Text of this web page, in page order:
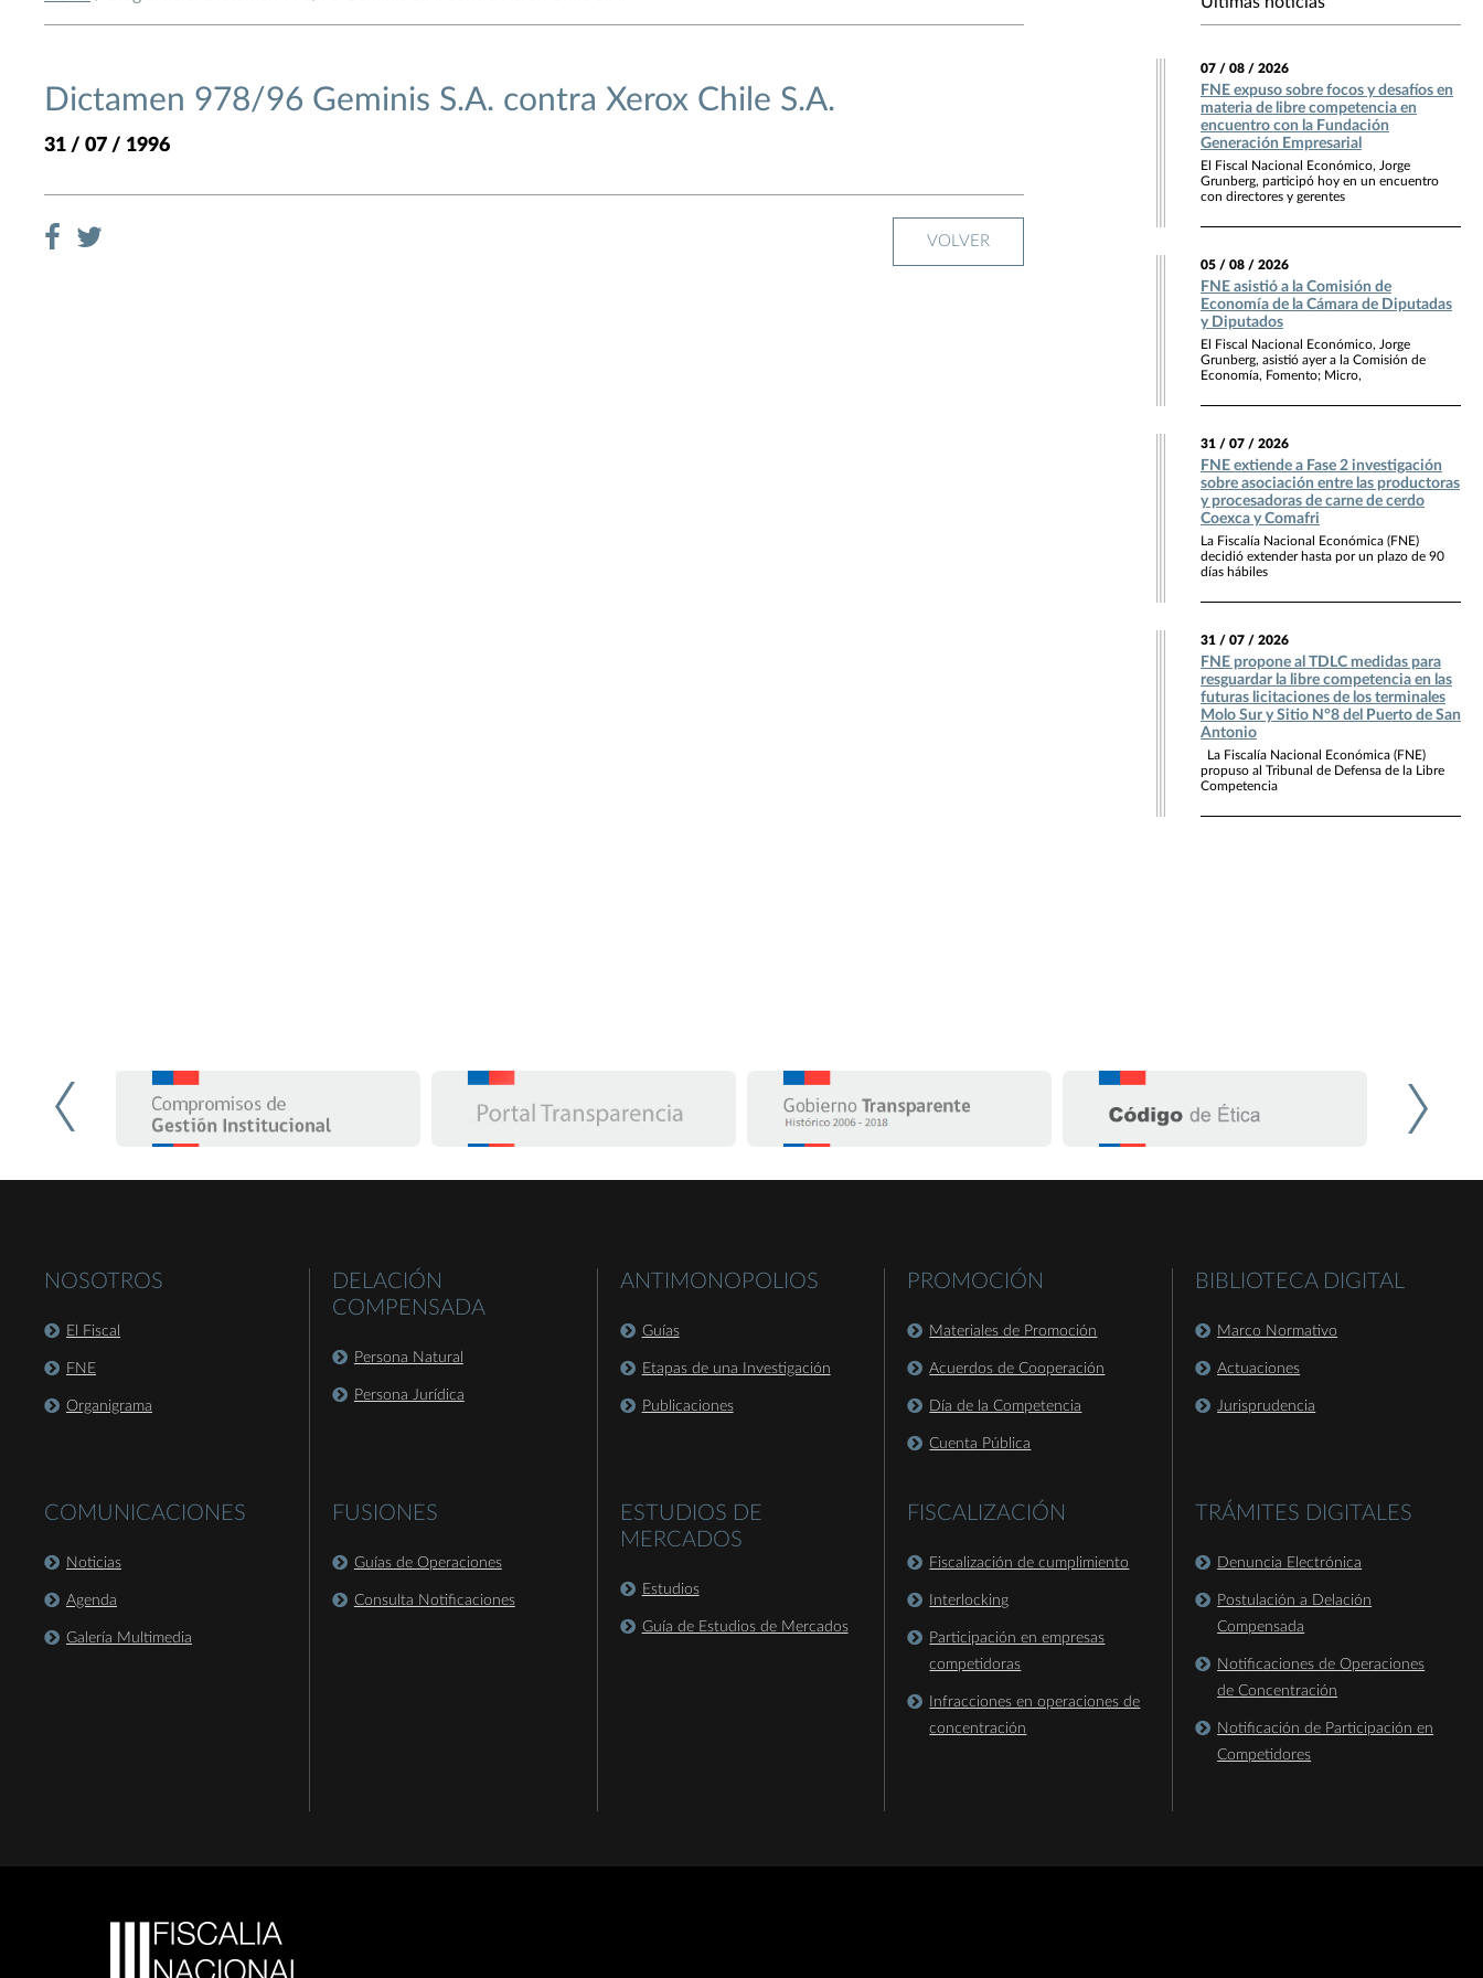
Dictamen 978/96 Geminis S.A. contra Xerox Chile S.A.
31 / 07 / 1996
VOLVER
07 / 08 / 2026
FNE expuso sobre focos y desafíos en
materia de libre competencia en
encuentro con la Fundación
Generación Empresarial
El Fiscal Nacional Económico, Jorge
Grunberg, participó hoy en un encuentro
con directores y gerentes
05 / 08 / 2026
FNE asistió a la Comisión de
Economía de la Cámara de Diputadas
y Diputados
El Fiscal Nacional Económico, Jorge
Grunberg, asistió ayer a la Comisión de
Economía, Fomento; Micro,
31 / 07 / 2026
FNE extiende a Fase 2 investigación
sobre asociación entre las productoras
y procesadoras de carne de cerdo
Coexca y Comafri
La Fiscalía Nacional Económica (FNE)
decidió extender hasta por un plazo de 90
días hábiles
31 / 07 / 2026
FNE propone al TDLC medidas para
resguardar la libre competencia en las
futuras licitaciones de los terminales
Molo Sur y Sitio N°8 del Puerto de San
Antonio
La Fiscalía Nacional Económica (FNE)
propuso al Tribunal de Defensa de la Libre
Competencia
NOSOTROS
El Fiscal
FNE
Organigrama
COMUNICACIONES
Noticias
Agenda
Galería Multimedia
DELACIÓN
COMPENSADA
Persona Natural
Persona Jurídica
FUSIONES
Guías de Operaciones
Consulta Notificaciones
ANTIMONOPOLIOS
Guías
Etapas de una Investigación
Publicaciones
ESTUDIOS DE
MERCADOS
Estudios
Guía de Estudios de Mercados
PROMOCIÓN
Materiales de Promoción
Acuerdos de Cooperación
Día de la Competencia
Cuenta Pública
FISCALIZACIÓN
Fiscalización de cumplimiento
Interlocking
Participación en empresas
competidoras
Infracciones en operaciones de
concentración
BIBLIOTECA DIGITAL
Marco Normativo
Actuaciones
Jurisprudencia
TRÁMITES DIGITALES
Denuncia Electrónica
Postulación a Delación
Compensada
Notificaciones de Operaciones
de Concentración
Notificación de Participación en
Competidores